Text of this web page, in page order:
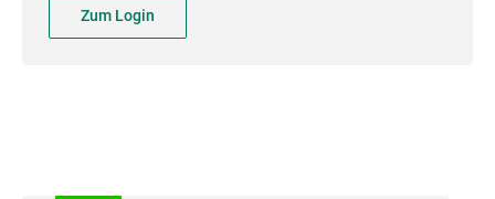
Zum Login